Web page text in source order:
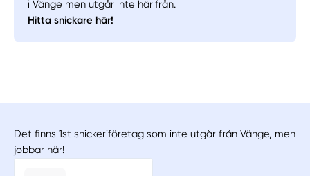
i Vänge men utgår inte härifrån.
Hitta snickare här!
Det finns 1st snickeriföretag som inte utgår från Vänge, men
jobbar här!